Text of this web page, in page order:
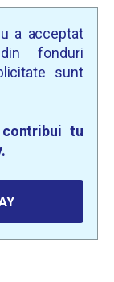
a acceptat
fonduri
sunt
tu